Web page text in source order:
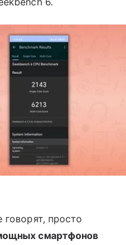
просто
смартфонов